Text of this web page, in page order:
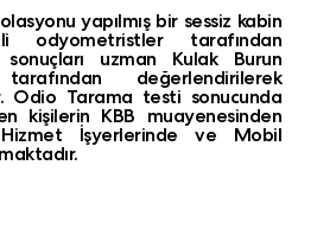
yapılmış bir sessiz kabin
tarafından
sonuçları uzman Kulak Burun
değerlendirilerek
Odio Tarama testi sonucunda
kişilerin KBB muayenesinden
İşyerlerinde ve Mobil